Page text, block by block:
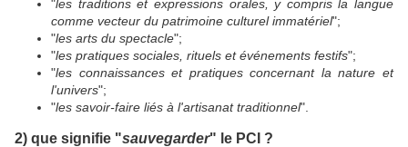
"les traditions et expressions orales, y compris la langue
comme vecteur du patrimoine culturel immatériel";
"les arts du spectacle";
"les pratiques sociales, rituels et événements festifs";
"les connaissances et pratiques concernant la nature et
l'univers";
"les savoir-faire liés à l'artisanat traditionnel".
2) que signifie "sauvegarder" le PCI ?